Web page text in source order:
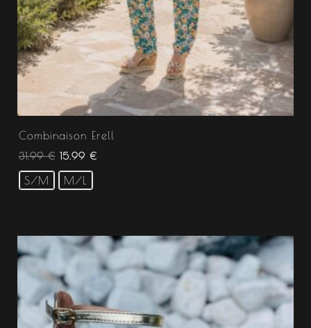
Combinaison Erell
31.99€ 15.99 €
S/M M/L